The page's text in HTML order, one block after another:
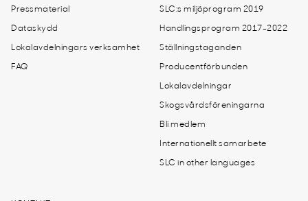
Pressmaterial
Dataskydd
Lokalavdelningars verksamhet
FAQ
SLC:s miljöprogram 2019
Handlingsprogram 2017-2022
Ställningstaganden
Producentförbunden
Lokalavdelningar
Skogsvårdsföreningarna
Bli medlem
Internationellt samarbete
SLC in other languages